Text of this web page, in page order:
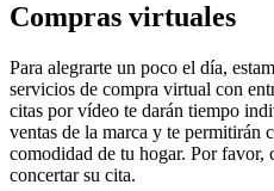
Compras virtuales
Para alegrarte un poco el día,
servicios de compra virtual con
citas por vídeo te darán tiempo
ventas de la marca y te permitirán
comodidad de tu hogar. Por favor,
concertar su cita.